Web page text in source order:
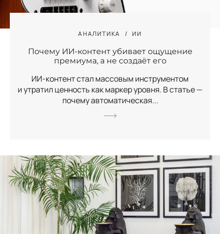
АНАЛИТИКА ИИ
Почему ИИ-контент убивает ощущение
премиума, а не создаёт его
ИИ-контент стал массовым инструментом
и утратил ценность как маркер уровня. В статье —
почему автоматическая...